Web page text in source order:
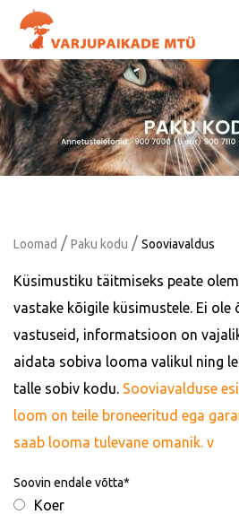
Loomad / Paku kodu / Sooviavaldus
Küsimustiku täitmiseks peate
vastake kõigile küsimustele. Ei ole
vastuseid, informatsioon on
aidata sobiva looma valikul ning
talle sobiv kodu. Sooviavalduse
loom on teile broneeritud ega
saab looma tulevane omanik. v
Soovin endale võtta
Koer